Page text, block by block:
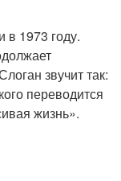
в 1973 году.
звучит так:
переводится
жизнь».